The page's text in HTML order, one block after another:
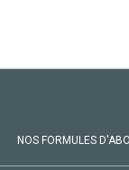
NOS FORMULES